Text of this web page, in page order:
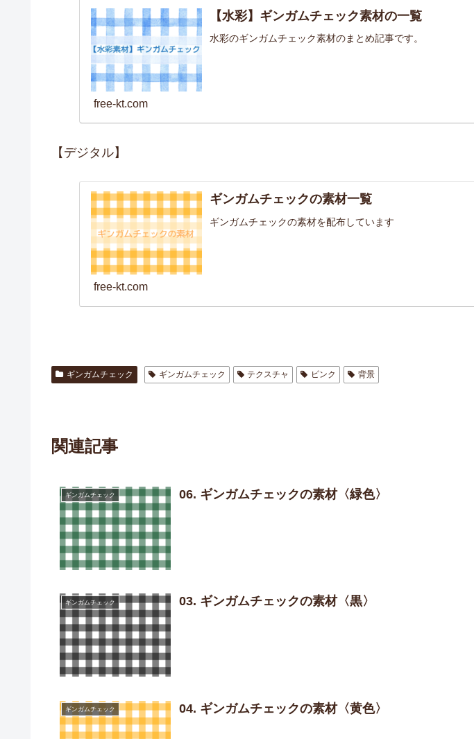
【水彩】ギンガムチェック素材の一覧
水彩のギンガムチェック素材のまとめ記事です。
free-kt.com
【デジタル】
ギンガムチェックの素材一覧
ギンガムチェックの素材を配布しています
free-kt.com
ギンガムチェック ギンガムチェック テクスチャ ピンク 背景
関連記事
ギンガムチェック 06. ギンガムチェックの素材〈緑色〉
ギンガムチェック 03. ギンガムチェックの素材〈黒〉
ギンガムチェック 04. ギンガムチェックの素材〈黄色〉